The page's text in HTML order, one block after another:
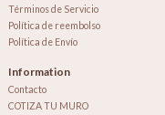
Términos de Servicio
Política de reembolso
Política de Envío
Information
Contacto
COTIZA TU MURO